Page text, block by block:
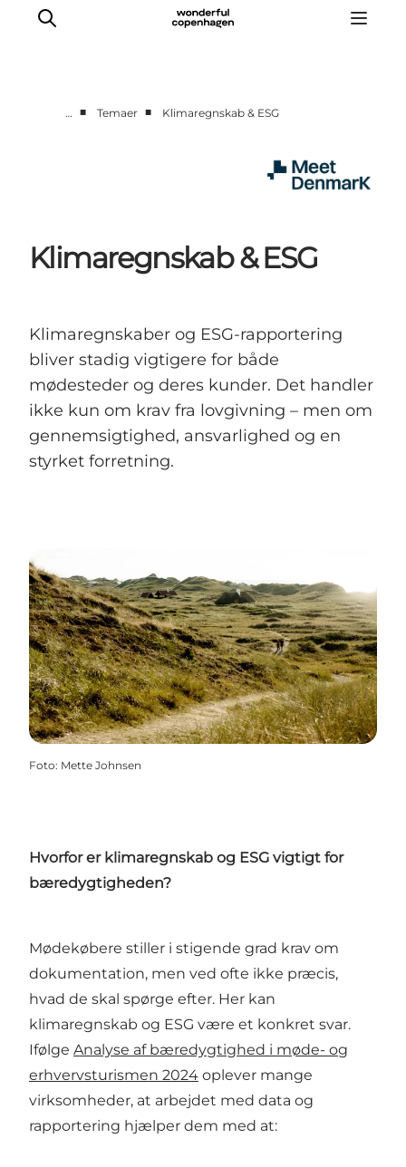
English
… ■ Temaer ■ Klimaregnskab & ESG
Klimaregnskab & ESG
Klimaregnskaber og ESG-rapportering
bliver stadig vigtigere for både
mødesteder og deres kunder. Det handler
ikke kun om krav fra lovgivning – men om
gennemsigtighed, ansvarlighed og en
styrket forretning.
Foto: Mette Johnsen
Hvorfor er klimaregnskab og ESG vigtigt for
bæredygtigheden?
Mødekøbere stiller i stigende grad krav om
dokumentation, men ved ofte ikke præcis,
hvad de skal spørge efter. Her kan
klimaregnskab og ESG være et konkret svar.
Ifølge Analyse af bæredygtighed i møde- og
erhvervsturismen 2024 oplever mange
virksomheder, at arbejdet med data og
rapportering hjælper dem med at: